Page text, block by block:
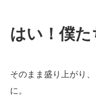
はい！僕た
そのまま盛り上がり
に。